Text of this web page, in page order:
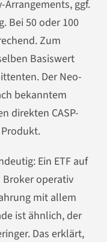
ggf.
Bei 50 oder 100
Zum
Basiswert
Der Neo-
bekanntem
direkten CASP-
Ein ETF auf
operativ
mit allem
ist ähnlich, der
Das erklärt,